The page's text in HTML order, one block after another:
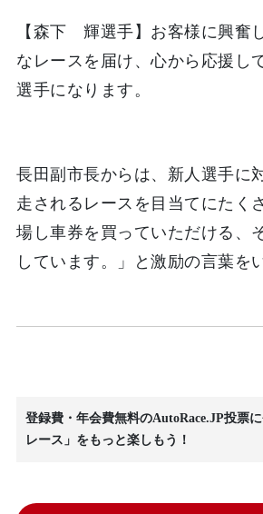
【森下 輝選手】お客様に興奮
なレースを届け、心から応援し
選手になります。
長田副市長からは、新人選手に
走されるレースを目当てにたく
場し車券を買っていただける、
しています。」と激励の言葉を
登録費・年会費無料のAutoRace.JP投票
レース」をもっと楽しもう！